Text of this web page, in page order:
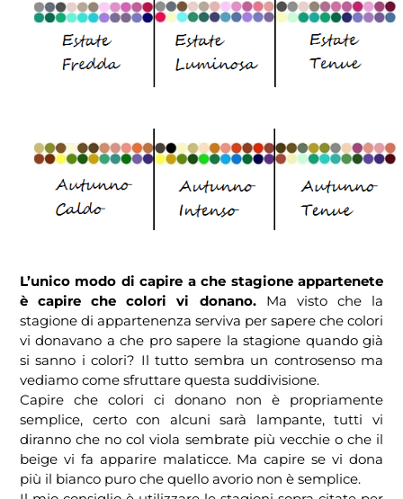
L’unico modo di capire a che stagione appartenete
è capire che colori vi donano.Ma visto che la
stagione di appartenenza serviva per sapere che colori
vi donavano a che pro sapere la stagione quando già
si sanno i colori? Il tutto sembra un controsenso ma
vediamo come sfruttare questa suddivisione.
Capire che colori ci donano non è propriamente
semplice, certo con alcuni sarà lampante, tutti vi
diranno che no col viola sembrate più vecchie o che il
beige vi fa apparire malaticce. Ma capire se vi dona
più il bianco puro che quello avorio non è semplice.